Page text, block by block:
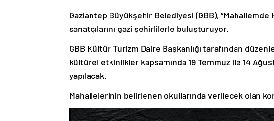
Gaziantep Büyükşehir Belediyesi (GBB),
sanatçılarını gazi şehirlilerle buluşturuyor.
GBB Kültür Turizm Daire Başkanlığı tarafından
kültürel etkinlikler kapsamında 19 Temmuz ile 14
yapılacak.
Mahallelerinin belirlenen okullarında verilecek olan